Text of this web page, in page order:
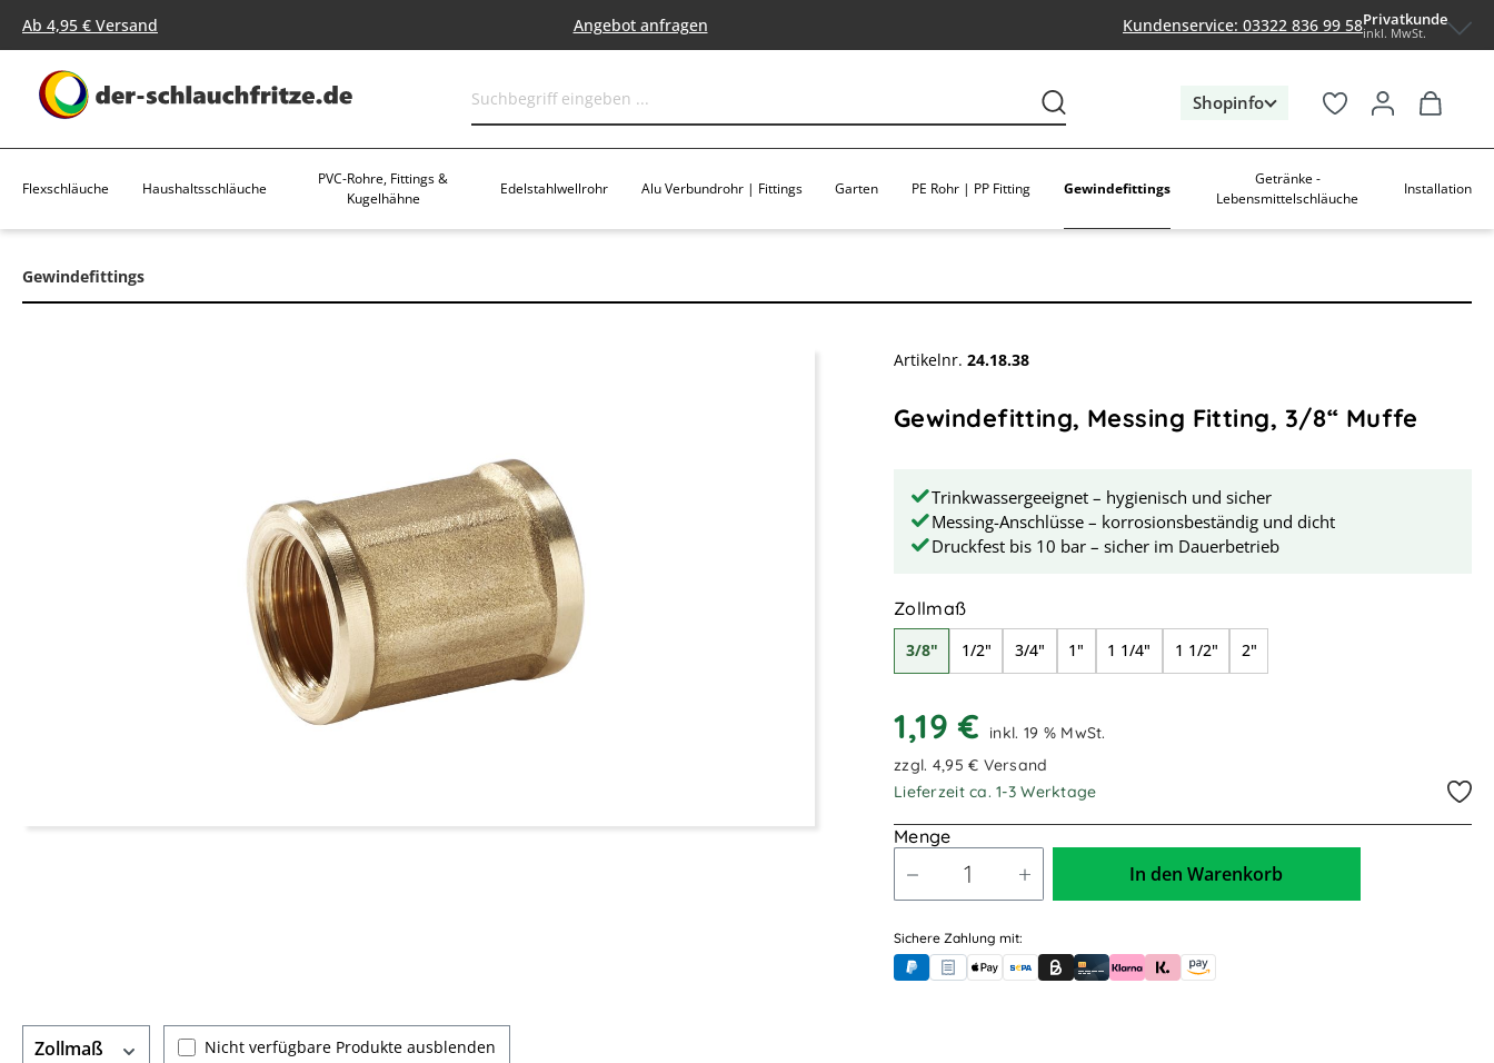
Zur Hauptnavigation springen
Ab 4,95 € Versand Angebot anfragen Kundenservice: 03322 836 99 58Privatkunde
inkl. MwSt.
Shopinfo
Flexschläuche Haushaltsschläuche
PVC-Rohre, Fittings &
Kugelhähne
Edelstahlwellrohr Alu Verbundrohr | Fittings Garten PE Rohr | PP Fitting Gewindefittings
Getränke -
Lebensmittelschläuche
Installation
Gewindefittings
Artikelnr. 24.18.38
Gewindefitting, Messing Fitting, 3/8“ Muffe
Trinkwassergeeignet – hygienisch und sicher
Messing-Anschlüsse – korrosionsbeständig und dicht
Druckfest bis 10 bar – sicher im Dauerbetrieb
Zollmaßauswählen
3/8" 1/2" 3/4" 1" 1 1/4" 1 1/2" 2"
1,19 €
inkl. 19 % MwSt.
zzgl. 4,95 € Versand
Lieferzeit ca. 1-3 Werktage
Menge
In den Warenkorb
Sichere Zahlung mit:
PayPalRechnungskauf (für Behörden)
Apple PayBanküberweisung (vorab)
Rechnungskauf (Billie)
Kreditkarte
Rechnung oder Ratenkauf (Klarna)
Sofortüberweisung (Klarna)
Amazon Pay
Zollmaß Nicht verfügbare Produkte ausblenden